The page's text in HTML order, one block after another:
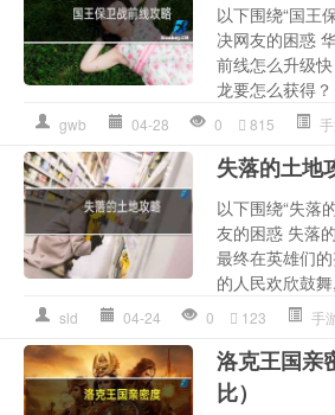
以下围绕“国王
决网友的困惑
前线怎么升级
龙要怎么获得
gwb 04-28 0 815
失落的土地
以下围绕“失落
友的困惑 失落
最终在英雄们
的人民欢欣鼓
sld 04-24 0 123 手
洛克王国亲
比）